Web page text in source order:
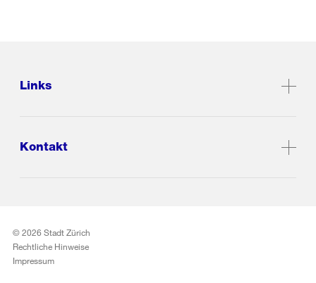
Links
Kontakt
© 2026 Stadt Zürich
Rechtliche Hinweise
Impressum